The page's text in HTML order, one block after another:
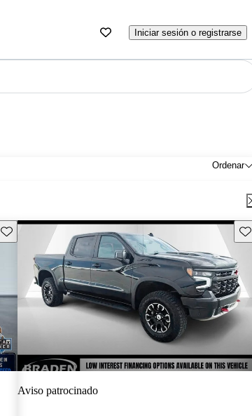
Iniciar sesión o registrarse
Ordenar
Guarda este Aviso
Aviso patrocinado